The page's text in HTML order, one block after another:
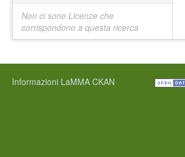
Non ci sono Licenze che
corrispondono a questa ricerca
Informazioni LaMMA CKAN